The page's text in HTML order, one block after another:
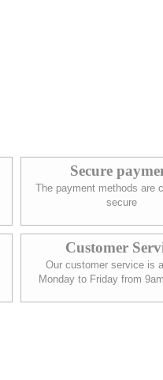
Secure
The payment methods are
secure
Customer
Our customer service is
Monday to Friday from